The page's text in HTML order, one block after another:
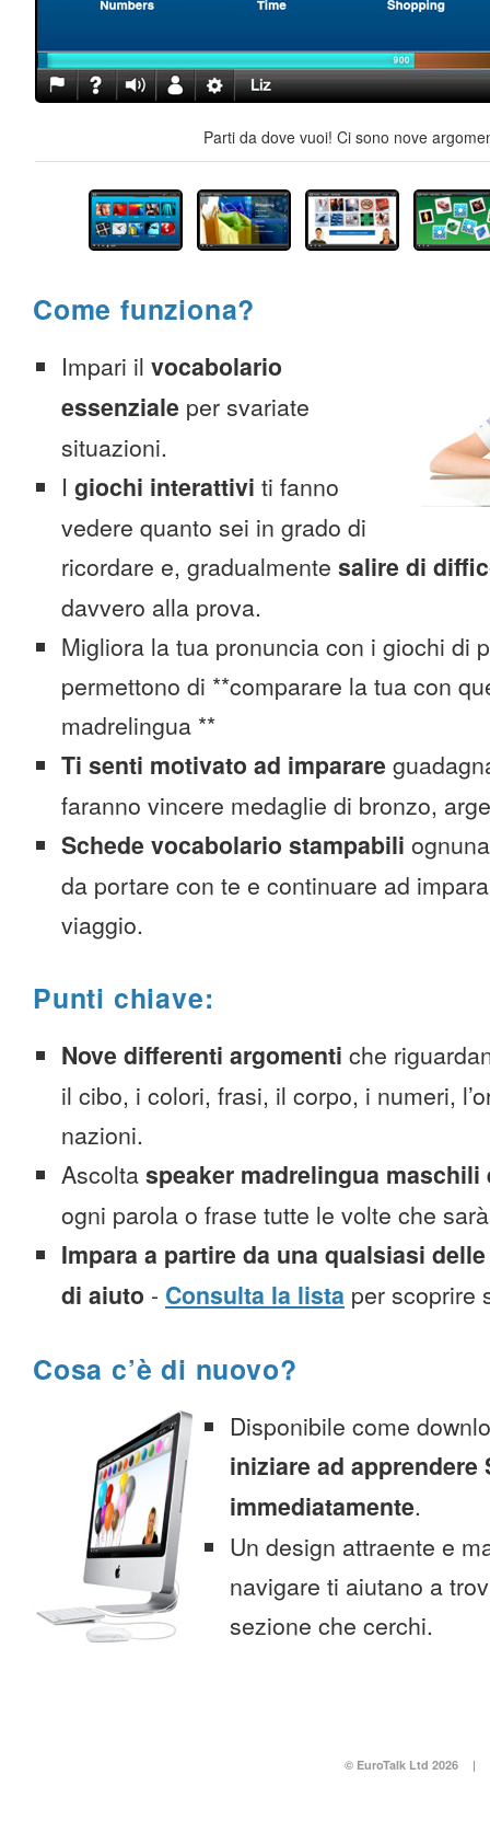
Parti da dove vuoi! Ci sono nove
Come funziona?
Impari il vocabolario
essenziale per svariate
situazioni.
I giochi interattivi ti fanno
vedere quanto sei in grado di
ricordare e, gradualmente salire di
davvero alla prova.
Migliora la tua pronuncia con i giochi di
permettono di **comparare la tua con
madrelingua **
Ti senti motivato ad imparare
faranno vincere medaglie di bronzo,
Schede vocabolario stampabili
da portare con te e continuare ad
viaggio.
Punti chiave:
Nove differenti argomenti che
il cibo, i colori, frasi, il corpo, i numeri,
nazioni.
Ascolta speaker madrelingua maschili
ogni parola o frase tutte le volte che
Impara a partire da una qualsiasi
di aiuto - Consulta la lista per scoprire
Cosa c’è di nuovo?
Disponibile come
iniziare ad apprendere
immediatamente.
Un design attraente e
navigare ti aiutano a
sezione che cerchi.
© EuroTalk Ltd 2026 |